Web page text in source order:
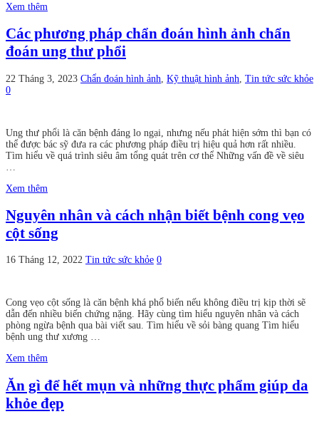
Xem thêm
Các phương pháp chẩn đoán hình ảnh chẩn
đoán ung thư phổi
22 Tháng 3, 2023 Chẩn đoán hình ảnh Kỹ thuật hình ảnh Tin tức sức khỏe
0
Ung thư phổi là căn bệnh đáng lo ngại, nhưng nếu phát hiện sớm thì bạn có
thể được bác sỹ đưa ra các phương pháp điều trị hiệu quả hơn rất nhiều.
Tìm hiểu về quá trình siêu âm tổng quát trên cơ thể Những vấn đề về siêu
Xem thêm
Nguyên nhân và cách nhận biết bệnh cong vẹo
cột sống
16 Tháng 12, 2022 Tin tức sức khỏe 0
Cong vẹo cột sống là căn bệnh khá phổ biến nếu không điều trị kịp thời sẽ
dẫn đến nhiều biến chứng nặng. Hãy cùng tìm hiểu nguyên nhân và cách
phòng ngừa bệnh qua bài viết sau. Tìm hiểu về sỏi bàng quang Tìm hiểu
bệnh ung thư xương …
Xem thêm
Ăn gì để hết mụn và những thực phẩm giúp da
khỏe đẹp